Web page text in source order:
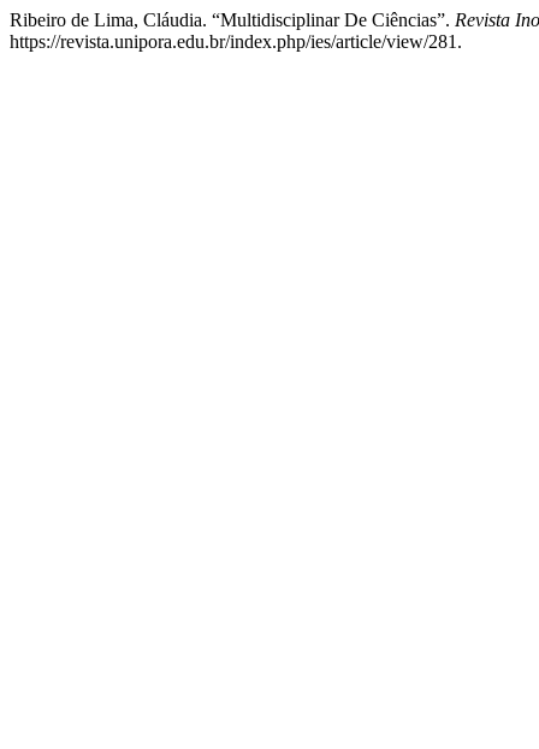
Ribeiro de Lima, Cláudia. “Multidisciplinar De Ciências”. Revista
https://revista.unipora.edu.br/index.php/ies/article/view/281.